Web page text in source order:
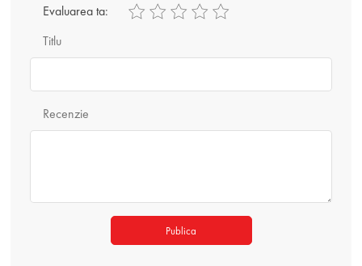
Titlu
Evaluarea ta:
Recenzie
Publica